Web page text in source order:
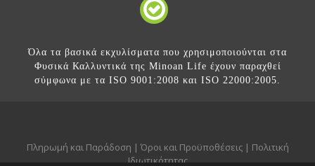
Όλα τα βασικά εκχυλίσματα που χρησιμοποιούνται στα
Φυσικά Καλλυντικά της Minoan Life έχουν παραχθεί
σύμφωνα με τα ISO 9001:2008 και ISO 22000:2005.
Πληρωμή και Παράδοση |Όροι και Προϋποθέσεις| Πολιτική
Ιδιωτικότητας